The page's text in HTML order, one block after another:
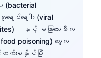
(bacterial
ာင်ရောဂါ (viral
၊ နှင့် မကြာသေးမီက
poisoning) တွေက
တက်စေနိုင်ပြီး